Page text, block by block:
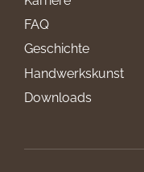
FAQ
Geschichte
Handwerkskunst
Downloads